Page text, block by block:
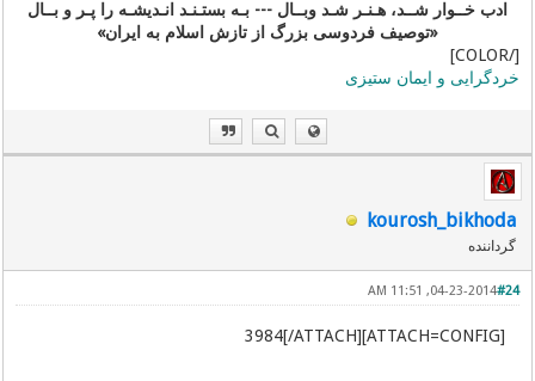
ادب خــوار شــد، هـنـر شـد وبــال --- بـه بستـنـد انـدیشـه را پـر و بــال
«توصیف فردوسی بزرگ از تازش اسلام به ایران»
[/COLOR]
خردگرایی و ایمان ستیزی
kourosh_bikhoda
گرداننده
#24
04-23-2014, 11:51 AM
[ATTACH=CONFIG]3984[/ATTACH]